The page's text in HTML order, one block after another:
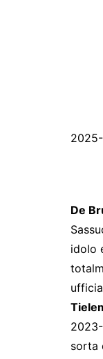
De
idolo
sorta